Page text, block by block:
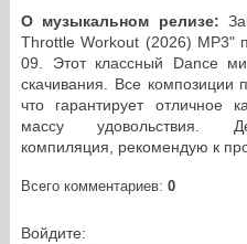
О музыкальном релизе:
Throttle Workout (2026) MP3"
09. Этот классный Dance
скачивания. Все композиции
что гарантирует отличное
массу удовольствия.
компиляция, рекомендую к
Всего комментариев: 0
Войдите: